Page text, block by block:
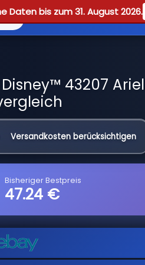
bis zum 31. August 2026.
Reviews
Disney™ 43207
Versandkosten berücksichtigen
Bisheriger Bestpreis
47.24 €